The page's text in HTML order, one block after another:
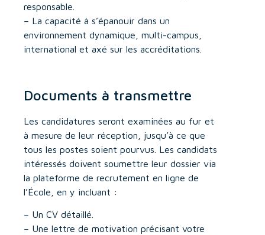
responsable.
– La capacité à s’épanouir dans un
environnement dynamique, multi-campus,
international et axé sur les accréditations.
Documents à transmettre
Les candidatures seront examinées au fur et
à mesure de leur réception, jusqu’à ce que
tous les postes soient pourvus. Les candidats
intéressés doivent soumettre leur dossier via
la plateforme de recrutement en ligne de
l’École, en y incluant :
– Un CV détaillé.
– Une lettre de motivation précisant votre